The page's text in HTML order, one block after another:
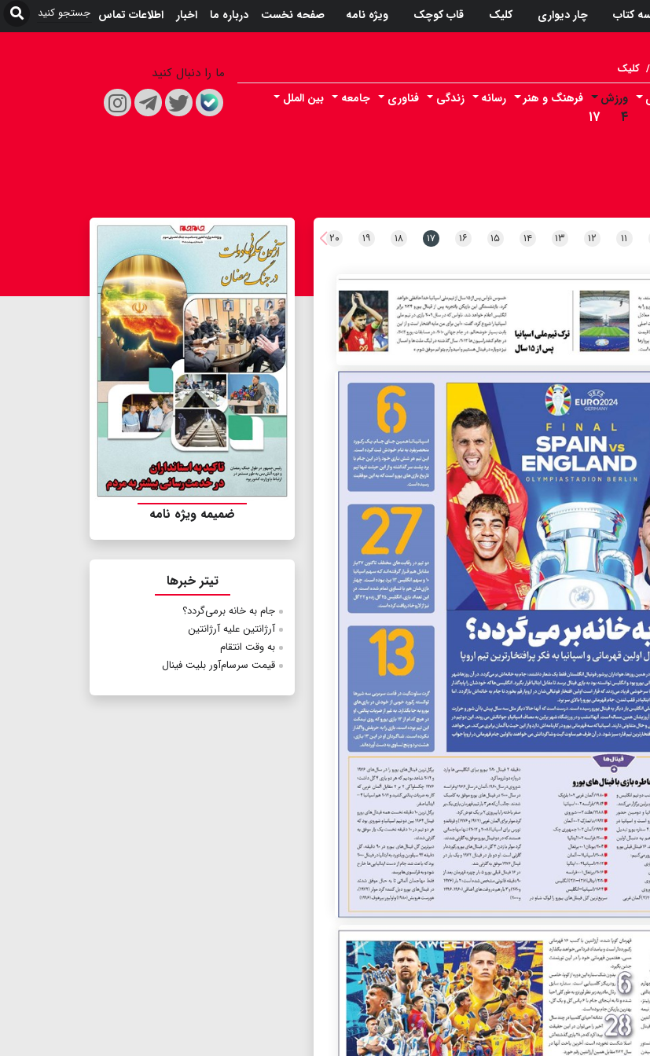
کتاب چار دیواری کلیک قاب کوچک ویژه نامه صفحه نخست درباره ما اخبار اطلاعات تماس
/ کلیک
ورزش
۴ ۱۷
فرهنگ و هنر رسانه زندگی فناوری جامعه
بین الملل
ما را دنبال کنید
۱۱ ۱۲ ۱۳ ۱۴ ۱۵ ۱۶ ۱۷ ۱۸ ۱۹ ۲۰
ضمیمه ویژه نامه
تیتر خبرها
جام به خانه برمی‌گردد؟
آرژانتین علیه آرژانتین
به وقت انتقام
قیمت‌ سرسام‌آور بلیت فینال